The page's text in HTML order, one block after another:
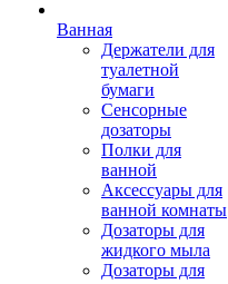
Ванная
Держатели для
туалетной
бумаги
Сенсорные
дозаторы
Полки для
ванной
Аксессуары для
ванной комнаты
Дозаторы для
жидкого мыла
Дозаторы для